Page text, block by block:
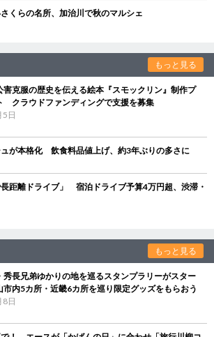
くらの名所、加治川で秋のマルシェ
もっと見る
害克服の歴史を伝える絵本『スモックリン』制作プ
クラウドファンディングで支援を募集
日
ュが本格化 飲食料品値上げ、約3年ぶりの多さに
距離ドライブ」 宿泊ドライブ予算4万円超、渋滞・
もっと見る
秀長兄弟ゆかりの地を巡るスタンプラリーがスター
内5カ所・近畿6カ所を巡り限定グッズをもらおう
日